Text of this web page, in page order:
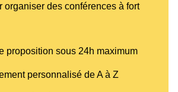
organiser des conférences à fort
proposition sous 24h maximum
personnalisé de A à Z